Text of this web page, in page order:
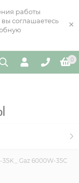
работы
вы соглашаетесь
×
0
Gaz 6000W-35C